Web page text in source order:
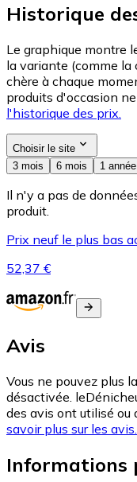
Historique
Le graphique montre
la variante (comme la
chère à chaque
produits d'occasion
l'historique des prix.
Choisir le site
3 mois
6 mois 1 année
Il n'y a pas de
produit.
Prix neuf le plus bas
52,37 €
Avis
Vous ne pouvez plus
désactivée.
des avis ont utilisé ou
savoir plus sur les avis.
Informations